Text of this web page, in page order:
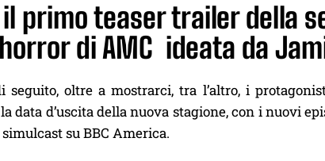
primo teaser trailer della
di AMC ideata da
oltre a mostrarci, tra l’altro, i
data d’uscita della nuova stagione, con i nuovi
su BBC America.